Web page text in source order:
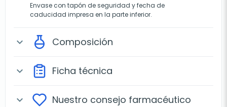
Envase con tapón de seguridad y fecha de
caducidad impresa en la parte inferior.
expand_more Composición
expand_more Ficha técnica
expand_more Nuestro consejo farmacéutico